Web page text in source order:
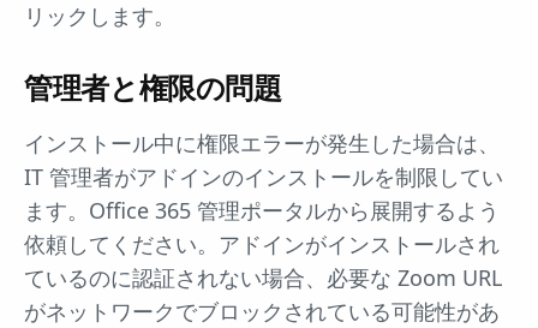
リックします。
管理者と権限の問題
インストール中に権限エラーが発生した場合は、
IT 管理者がアドインのインストールを制限してい
ます。Office 365 管理ポータルから展開するよう
依頼してください。アドインがインストールされ
ているのに認証されない場合、必要な Zoom URL
がネットワークでブロックされている可能性があ